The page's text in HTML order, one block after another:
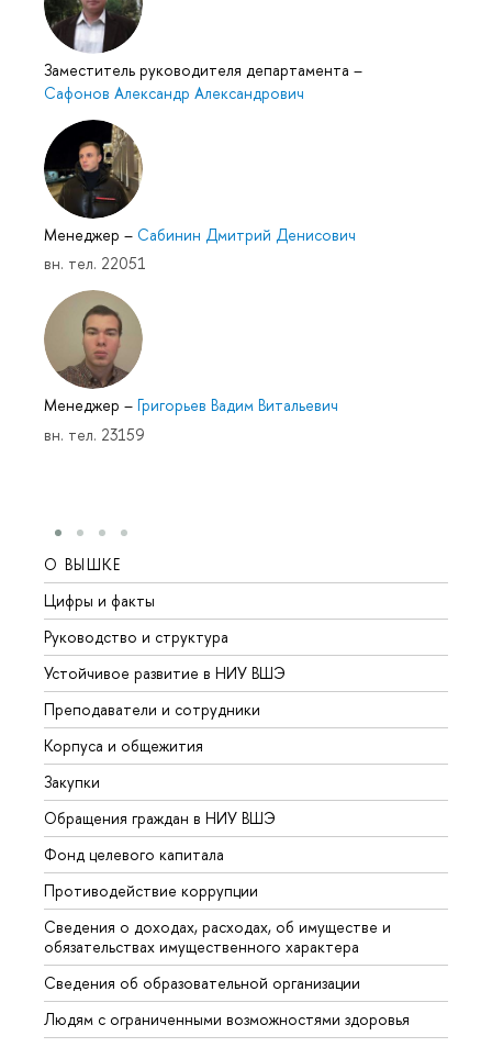
Заместитель руководителя департамента –
Сафонов Александр Александрович
Менеджер – Сабинин Дмитрий Денисович
вн. тел. 22051
Менеджер – Григорьев Вадим Витальевич
вн. тел. 23159
О ВЫШКЕ
Цифры и факты
Руководство и структура
Устойчивое развитие в НИУ ВШЭ
Преподаватели и сотрудники
Корпуса и общежития
Закупки
Обращения граждан в НИУ ВШЭ
Фонд целевого капитала
Противодействие коррупции
Сведения о доходах, расходах, об имуществе и
обязательствах имущественного характера
Сведения об образовательной организации
Людям с ограниченными возможностями здоровья